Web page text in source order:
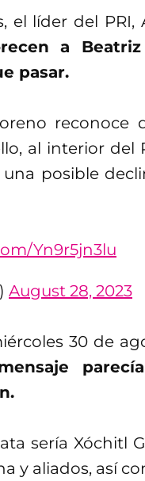
el líder del PRI,
a
pasar.
reconoce
al interior del
posible
Yn9r5jn3lu
August 28, 2023
30 de
sería Xóchitl
y aliados, así